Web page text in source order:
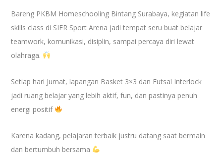
Bareng PKBM Homeschooling Bintang Surabaya, kegiatan life
skills class di SIER Sport Arena jadi tempat seru buat belajar
teamwork, komunikasi, disiplin, sampai percaya diri lewat
olahraga.
Setiap hari Jumat, lapangan Basket 3×3 dan Futsal Interlock
jadi ruang belajar yang lebih aktif, fun, dan pastinya penuh
energi positif
Karena kadang, pelajaran terbaik justru datang saat bermain
dan bertumbuh bersama